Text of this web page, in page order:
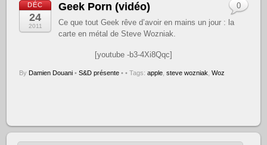
DÉC
24
2011
Geek Porn (vidéo)
Ce que tout Geek rêve d’avoir en mains un jour : la
carte en métal de Steve Wozniak.
[youtube -b3-4Xi8Qqc]
By Damien Douani • S&D présente •
0
• Tags:apple ,steve wozniak ,Woz